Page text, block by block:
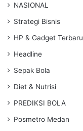
NASIONAL
Strategi Bisnis
HP & Gadget Terbaru
Headline
Sepak Bola
Diet & Nutrisi
PREDIKSI BOLA
Posmetro Medan